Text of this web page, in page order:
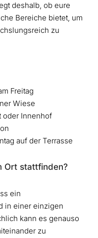
deshalb, ob eure
Bereiche bietet, um
zu
Freitag
Wiese
oder Innenhof
auf der Terrasse
Ort stattfinden?
ein
in einer einzigen
kann es genauso
zu